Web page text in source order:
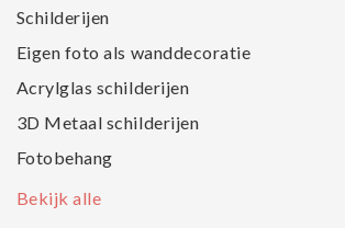
Schilderijen
Eigen foto als wanddecoratie
Acrylglas schilderijen
3D Metaal schilderijen
Fotobehang
Bekijk alle